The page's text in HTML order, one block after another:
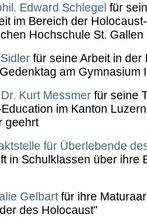
Edward Schlegel für
im Bereich der
Hochschule St. Gallen
für seine Arbeit in
am Gymnasium
Kurt Messmer für seine
im Kanton
geehrt
für Überlebende
in Schulklassen über ihre
Gelbartfür ihre
des Holocaust"